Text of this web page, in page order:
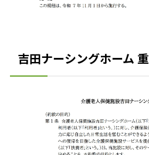
吉田ナーシングホーム